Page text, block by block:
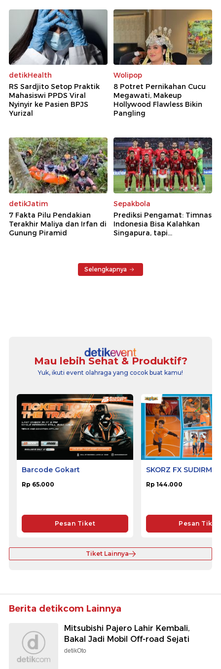
detikHealth
RS Sardjito Setop Praktik
Mahasiswi PPDS Viral
Nyinyir ke Pasien BPJS
Yurizal
Wolipop
8 Potret Pernikahan Cucu
Megawati, Makeup
Hollywood Flawless Bikin
Pangling
detikJatim
7 Fakta Pilu Pendakian
Terakhir Maliya dan Irfan di
Gunung Piramid
Sepakbola
Prediksi Pengamat: Timnas
Indonesia Bisa Kalahkan
Singapura, tapi...
Selengkapnya
Mau lebih Sehat & Produktif?
Yuk, ikuti event olahraga yang cocok buat kamu!
Barcode Gokart
Rp 65.000
Pesan Tiket
SKORZ FX
Rp 144.000
Pesan Tiket
Tiket Lainnya
Berita detikcom Lainnya
Mitsubishi Pajero Lahir Kembali,
Bakal Jadi Mobil Off-road Sejati
detikOto